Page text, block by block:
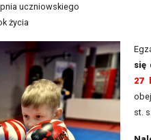
uczniowskiego
życia
się
27
st.